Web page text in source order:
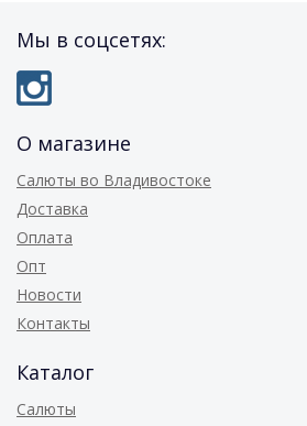
Мы в соцсетях:
О магазине
Салюты во Владивостоке
Доставка
Оплата
Опт
Новости
Контакты
Каталог
Салюты